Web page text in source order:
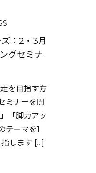
：2・3月
グセミナ
を目指す方
ミナーを開
「脚力アッ
テーマを1
します […]